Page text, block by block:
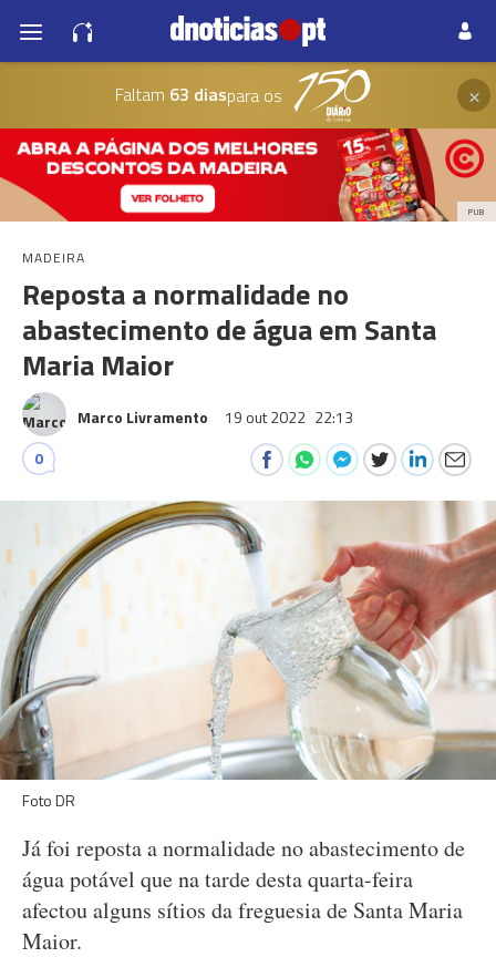
Faltam 63 diaspara os ×
PUB
MADEIRA
Reposta a normalidade no
abastecimento de água em Santa
Maria Maior
Marco Livramento 19 out 2022 22:13
0
Foto DR
Já foi reposta a normalidade no abastecimento de
água potável que na tarde desta quarta-feira
afectou alguns sítios da freguesia de Santa Maria
Maior.